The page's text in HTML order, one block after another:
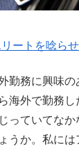
ートを唸ら
勤務に興味の
海外で勤務
っていてな
うか。私に